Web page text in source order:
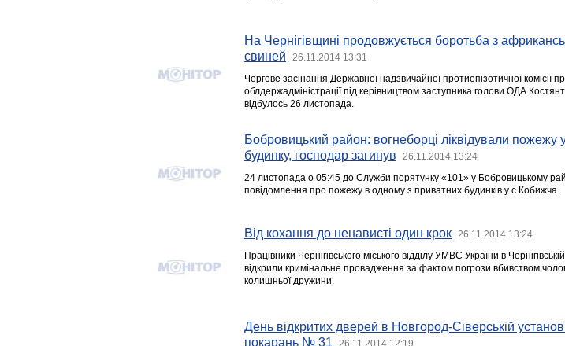
На Чернігівщині продовжується боротьба з
свиней
26.11.2014 13:31
Чергове засінання Державної надзвичайної протиепізотичної комісії
облдержадміністрації під керівництвом заступника голови ОДА
відбулось 26 листопада.
Бобровицький район: вогнеборці ліквідували пожежу
будинку, господар загинув
26.11.2014 13:24
24 листопада о 05:45 до Служби порятунку «101» у Бобровицькому
повідомлення про пожежу в одному з приватних будинків у с.Кобижча.
Від кохання до ненависті один крок 26.11.2014 13:24
Працівники Чернігівського міського відділу УМВС України в
відкрили кримінальне провадження за фактом погрози вбивством
колишньої дружини.
День відкритих дверей в Новгород-Сіверській
покарань № 31
26.11.2014 12:19